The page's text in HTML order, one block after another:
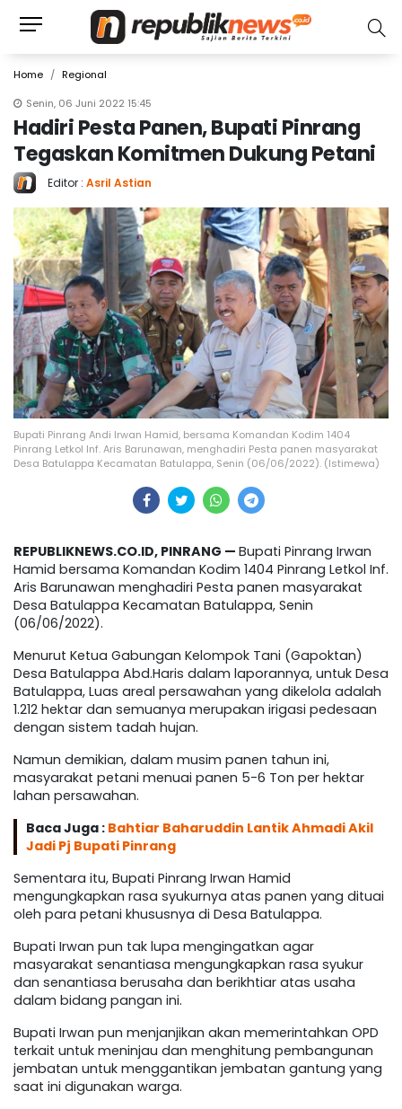
Home
Regional
Senin, 06 Juni 2022 15:45
Hadiri Pesta Panen, Bupati Pinrang
Tegaskan Komitmen Dukung Petani
Editor : Asril Astian
Bupati Pinrang Andi Irwan Hamid, bersama Komandan Kodim 1404
Pinrang Letkol Inf. Aris Barunawan, menghadiri Pesta panen masyarakat
Desa Batulappa Kecamatan Batulappa, Senin (06/06/2022). (Istimewa)
REPUBLIKNEWS.CO.ID, PINRANG — Bupati Pinrang Irwan
Hamid bersama Komandan Kodim 1404 Pinrang Letkol Inf.
Aris Barunawan menghadiri Pesta panen masyarakat
Desa Batulappa Kecamatan Batulappa, Senin
(06/06/2022).
Menurut Ketua Gabungan Kelompok Tani (Gapoktan)
Desa Batulappa Abd.Haris dalam laporannya, untuk Desa
Batulappa, Luas areal persawahan yang dikelola adalah
1.212 hektar dan semuanya merupakan irigasi pedesaan
dengan sistem tadah hujan.
Namun demikian, dalam musim panen tahun ini,
masyarakat petani menuai panen 5-6 Ton per hektar
lahan persawahan.
Baca Juga : Bahtiar Baharuddin Lantik Ahmadi Akil
Jadi Pj Bupati Pinrang
Sementara itu, Bupati Pinrang Irwan Hamid
mengungkapkan rasa syukurnya atas panen yang dituai
oleh para petani khususnya di Desa Batulappa.
Bupati Irwan pun tak lupa mengingatkan agar
masyarakat senantiasa mengungkapkan rasa syukur
dan senantiasa berusaha dan berikhtiar atas usaha
dalam bidang pangan ini.
Bupati Irwan pun menjanjikan akan memerintahkan OPD
terkait untuk meninjau dan menghitung pembangunan
jembatan untuk menggantikan jembatan gantung yang
saat ini digunakan warga.